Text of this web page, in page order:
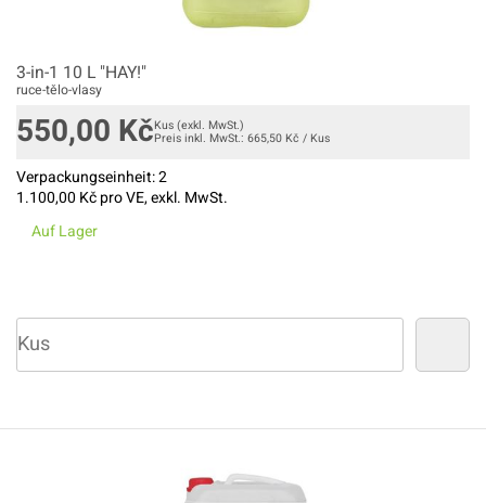
3-in-1 10 L "HAY!"
ruce-tělo-vlasy
550,00 KčKus (exkl. MwSt.)
Preis inkl. MwSt.: 665,50 Kč / Kus
Verpackungseinheit:2
1.100,00 Kč pro VE, exkl. MwSt.
Auf Lager